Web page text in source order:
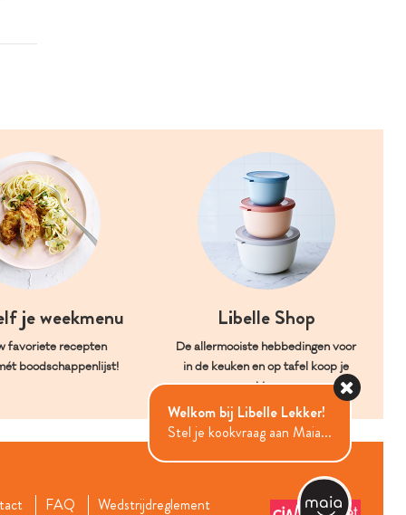
je weekmenu
favoriete recepten
boodschappenlijst!
Libelle Shop
De allermooiste hebbedingen voor
in de keuken en op tafel koop je
hier.
FAQ
Wedstrijdreglement
Welkom bij Libelle Lekker!
Stel je kookvraag aan Maia...